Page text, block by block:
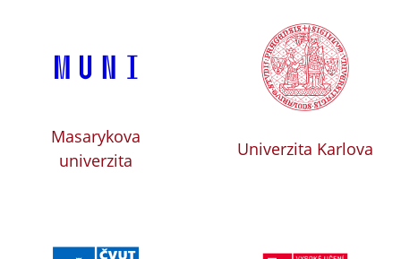
Masarykova
univerzita
Univerzita Karlova